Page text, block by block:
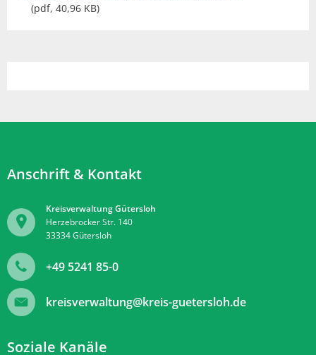
(pdf, 40,96 KB)
Anschrift & Kontakt
Kreisverwaltung Gütersloh
Herzebrocker Str. 140
33334Gütersloh
+49 5241 85-0
kreisverwaltung@kreis-guetersloh.de
Soziale Kanäle